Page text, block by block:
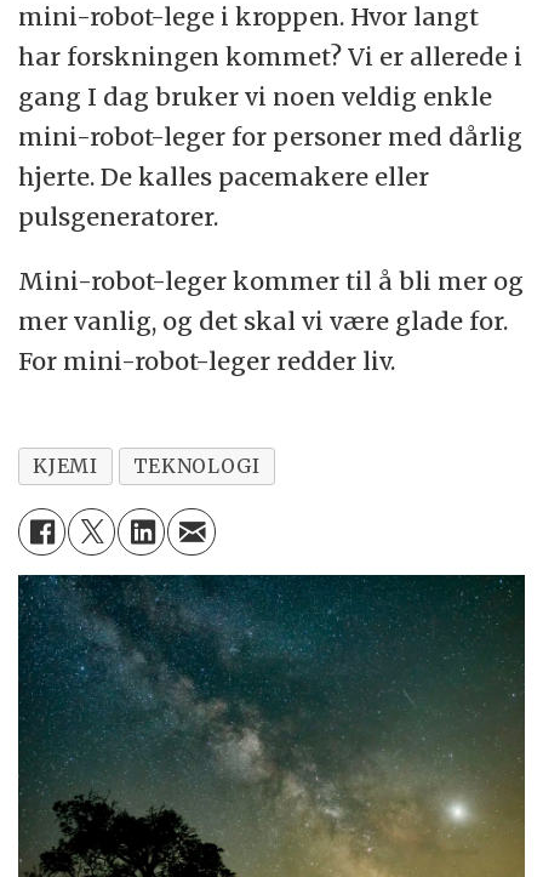
mini-robot-lege i kroppen. Hvor langt
har forskningen kommet? Vi er allerede i
gang I dag bruker vi noen veldig enkle
mini-robot-leger for personer med dårlig
hjerte. De kalles pacemakere eller
pulsgeneratorer.
Mini-robot-leger kommer til å bli mer og
mer vanlig, og det skal vi være glade for.
For mini-robot-leger redder liv.
KJEMI TEKNOLOGI